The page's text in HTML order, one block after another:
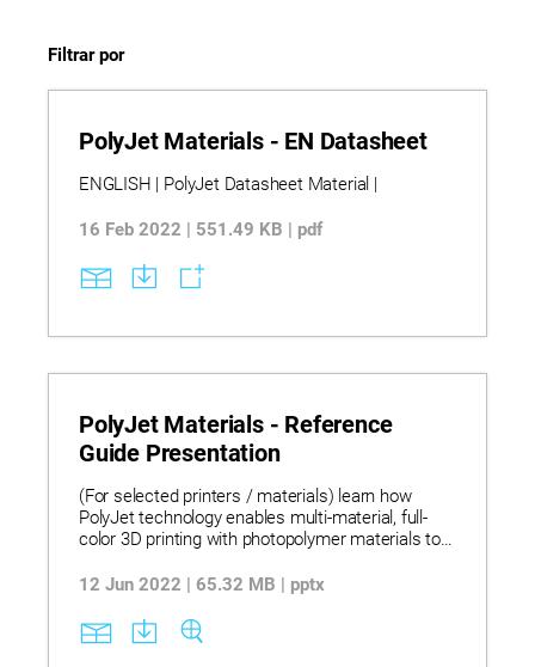
Filtrar por
PolyJet Materials - EN Datasheet
ENGLISH | PolyJet Datasheet Material |
16 Feb 2022 | 551.49 KB | pdf
PolyJet Materials - Reference
Guide Presentation
(For selected printers / materials) learn how
PolyJet technology enables multi-material, full-
color 3D printing with photopolymer materials to
tooling, and functional models across design,
Discover this PolyJet Materials Reference Guide
presenting a complete portfolio of materials with
12 Jun 2022 | 65.32 MB | pptx